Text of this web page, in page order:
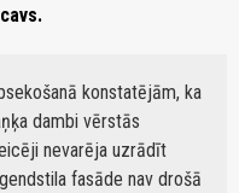
konstatējām, ka
dambi vērstās
nevarēja uzrādīt
fasāde nav drošā